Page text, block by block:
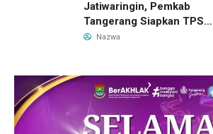
Jatiwaringin, Pemkab
Tangerang Siapkan TPS3R
Baru di Tigaraksa
Nazwa